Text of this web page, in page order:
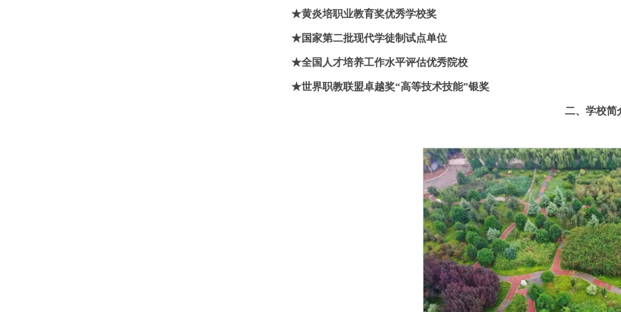
★黄炎培职业教育奖优秀学校奖
★国家第二批现代学徒制试点单位
★全国人才培养工作水平评估优秀院校
★世界职教联盟卓越奖“高等技术技能”银奖
二、学校简